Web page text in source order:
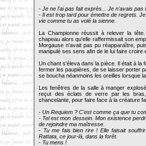
- Je ne l'ai pas fait exprès... Je n'avais pas
- Il est trop tard pour émettre de regrets.
vie comme tu as volé la sienne.
La Championne réussit à relever la
chapeau alors qu'elle raffermissait son
Morgause n'avait pas pu réapparaître,
manipulé ses sens afin de le lui faire croire
Un chant s'éleva dans la pièce. Il était à la
fermer les paupières, de se laisser porter
se boucha néanmoins les oreilles lorsque
Les fenêtres de la salle à manger
reçut des éclats de verre par les
chancelante, pour faire face à la créature
- Un Requiem ? C'est comme ça que tu
- Tel est mon dessein. Mon existence
de rejoindre ma maîtresse.
- Tu me fais bien rire ! Elle faisait
Rattata, ce jour-là, dans la forêt.
- Tu mens !